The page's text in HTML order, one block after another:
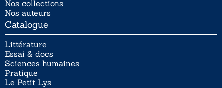
Nos collections
Nos auteurs
Catalogue
Littérature
Essai & docs
Sciences humaines
Pratique
Le Petit Lys